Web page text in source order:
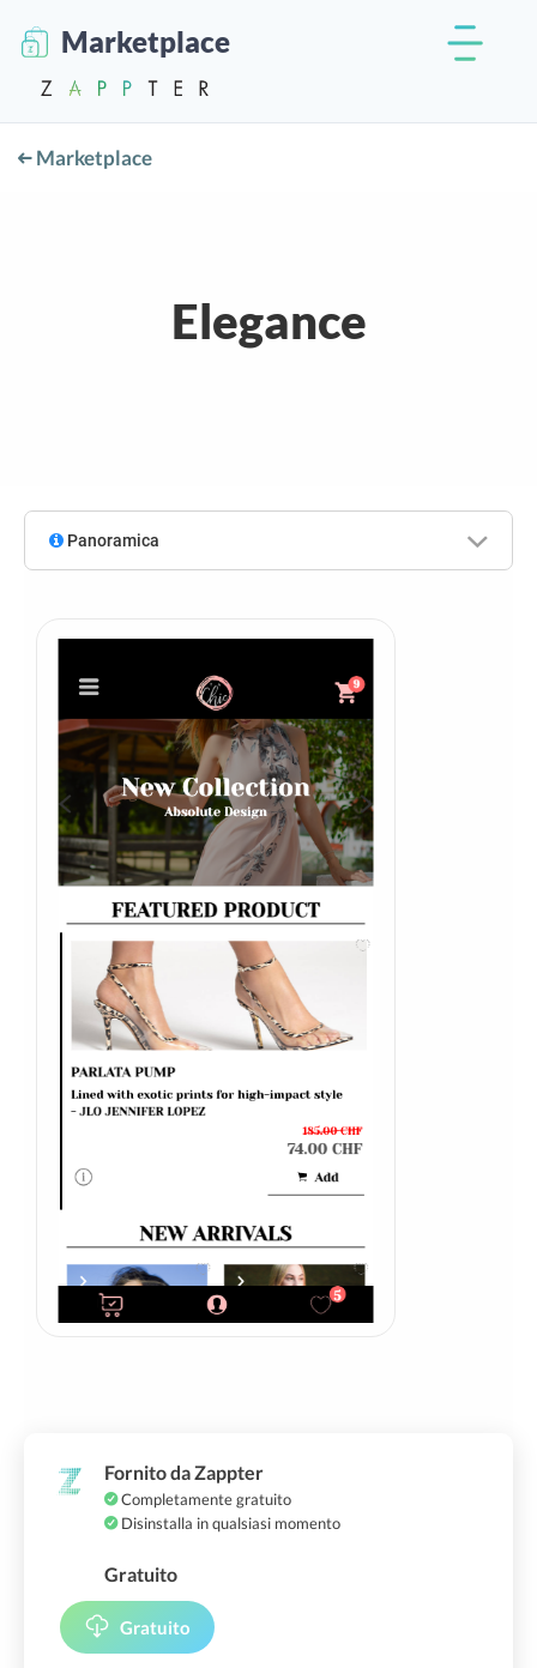
Marketplace
Marketplace
Elegance
Panoramica
Fornito da Zappter
Completamente gratuito
Disinstalla in qualsiasi momento
Gratuito
Gratuito